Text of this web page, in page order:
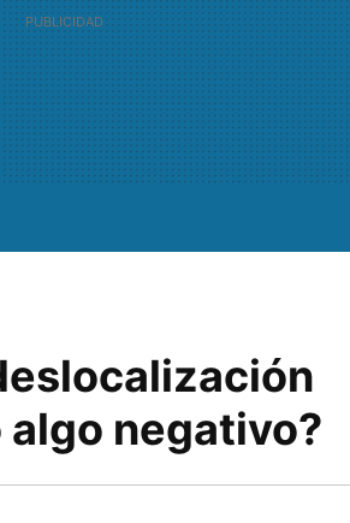
negativo?